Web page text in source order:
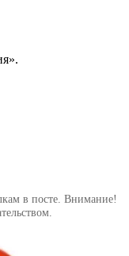
в посте. Внимание!